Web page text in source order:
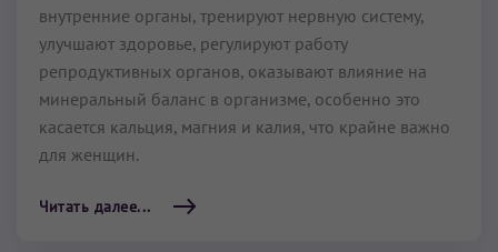
внутренние органы, тренируют нервную систему,
улучшают здоровье, регулируют работу
репродуктивных органов, оказывают влияние на
минеральный баланс в организме, особенно это
касается кальция, магния и калия, что крайне важно
для женщин.
Читать далее...